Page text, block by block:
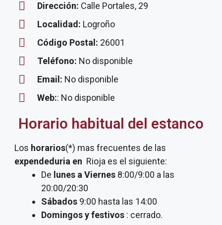
Dirección: Calle Portales, 29
Localidad: Logroño
Código Postal: 26001
Teléfono: No disponible
Email: No disponible
Web:: No disponible
Horario habitual del estanco
Los horarios(*) mas frecuentes de las
expendeduria en Rioja es el siguiente:
De lunes a Viernes 8:00/9:00 a las
20:00/20:30
Sábados 9:00 hasta las 14:00
Domingos y festivos : cerrado.